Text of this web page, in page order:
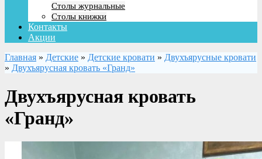
Столы журнальные
Столы книжки
Контакты
Акции
Главная » Детские » Детские кровати » Двухъярусные кровати
» Двухъярусная кровать «Гранд»
Двухъярусная кровать
«Гранд»